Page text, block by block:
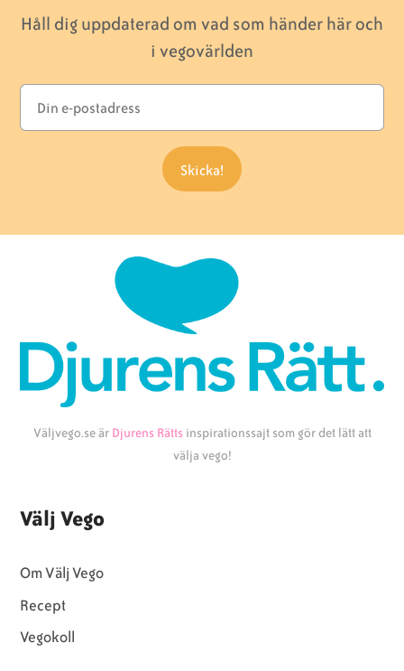
Håll dig uppdaterad om vad som händer här och
i vegovärlden
Väljvego.se är Djurens Rätts inspirationssajt som gör det lätt att
välja vego!
Välj Vego
Om Välj Vego
Recept
Vegokoll